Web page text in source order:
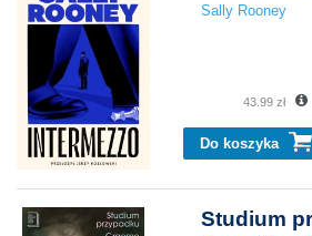
Sally Rooney
43.99 zł
Do koszyka
Studium